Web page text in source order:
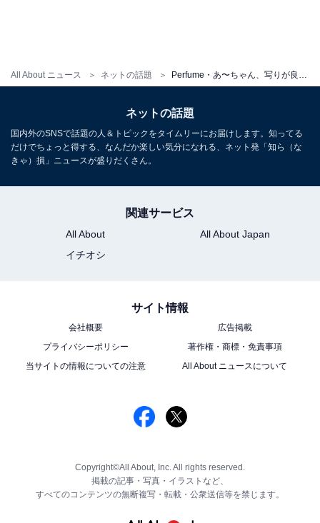
All About ニュース ネットの話題
ネットの話題
国内外のSNSで話題の人＆トピックをタイムリーにお届けします。知ってる
だけでちょっと得する、なんだか楽しい気分になれる、ネット発「知ら（な
きゃ）損」ニュースが盛りだくさん。
関連サービス
All About
All About Japan
イチオシ
サイト情報
会社概要
広告掲載
プライバシーポリシー
著作権・商標・免責事項
当サイトの情報についての注意
All About ニュースについて
Copyright©All About, Inc. All rights reserved.
掲載の記事・写真・イラストなど、
すべてのコンテンツの無断複写・転載・公衆送信等を禁じます。